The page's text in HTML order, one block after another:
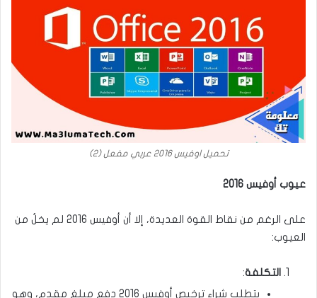
تحميل اوفيس 2016 عربي مفعل (2)
عيوب أوفيس 2016
على الرغم من نقاط القوة العديدة، إلا أن أوفيس 2016 لم يخلُ من
العيوب:
التكلفة:
يتطلب شراء ترخيص أوفيس 2016 دفع مبلغ مقدم، وهو